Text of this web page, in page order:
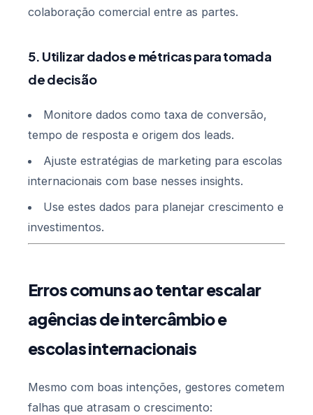
colaboração comercial entre as partes.
5. Utilizar dados e métricas para tomada
de decisão
Monitore dados como taxa de conversão,
tempo de resposta e origem dos leads.
Ajuste estratégias de marketing para escolas
internacionais com base nesses insights.
Use estes dados para planejar crescimento e
investimentos.
Erros comuns ao tentar escalar
agências de intercâmbio e
escolas internacionais
Mesmo com boas intenções, gestores cometem
falhas que atrasam o crescimento: